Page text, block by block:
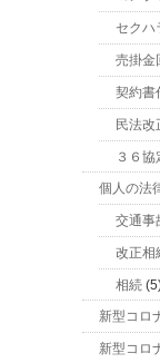
セクハ
売掛金
契約書
民法改
３６協
個人の法
交通事
改正相
相続
新型コロ
新型コロ